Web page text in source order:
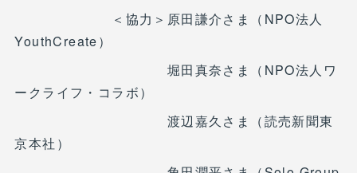
＜協力＞原田謙介さま（NPO法人
YouthCreate）
堀田真奈さま（NPO法人ワ
ークライフ・コラボ）
渡辺嘉久さま（読売新聞東
京本社）